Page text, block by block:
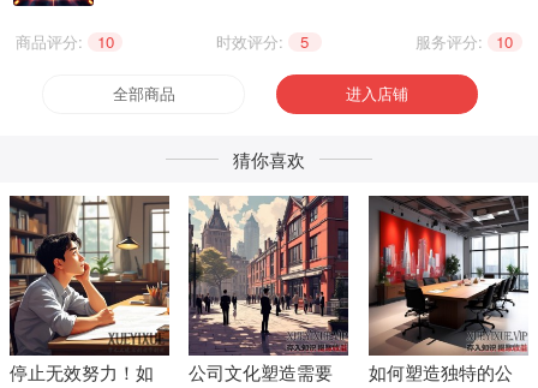
商品评分: 10 时效评分: 5 服务评分: 10
全部商品 进入店铺
猜你喜欢
停止无效努力！如
公司文化塑造需要
如何塑造独特的公